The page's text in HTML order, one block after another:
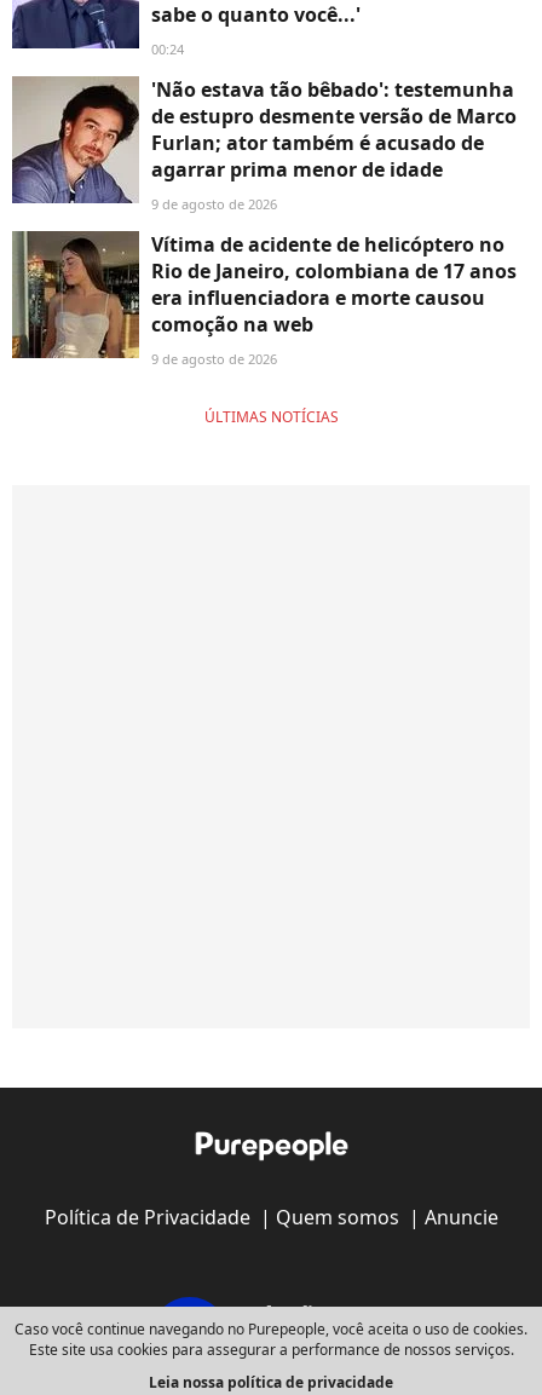
sabe o quanto você...'
00:24
'Não estava tão bêbado': testemunha
de estupro desmente versão de Marco
Furlan; ator também é acusado de
agarrar prima menor de idade
9 de agosto de 2026
Vítima de acidente de helicóptero no
Rio de Janeiro, colombiana de 17 anos
era influenciadora e morte causou
comoção na web
9 de agosto de 2026
ÚLTIMAS NOTÍCIAS
Política de Privacidade| Quem somos | Anuncie
Caso você continue navegando no Purepeople, você aceita o uso de cookies.
Este site usa cookies para assegurar a performance de nossos serviços.
Leia nossa política de privacidade